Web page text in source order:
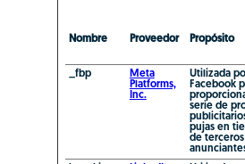
Nombre Proveedor Propósito
_fbp
Meta
Platforms,
Inc.
Utilizada
Facebook
serie de
pujas en
de terceros